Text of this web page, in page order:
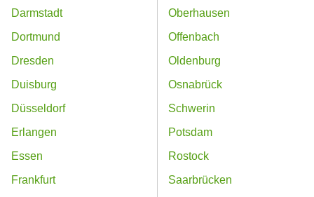
Darmstadt
Dortmund
Dresden
Duisburg
Düsseldorf
Erlangen
Essen
Frankfurt
Oberhausen
Offenbach
Oldenburg
Osnabrück
Schwerin
Potsdam
Rostock
Saarbrücken